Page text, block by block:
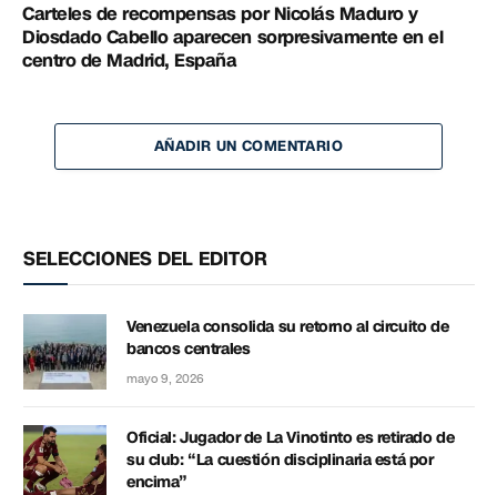
Carteles de recompensas por Nicolás Maduro y
Diosdado Cabello aparecen sorpresivamente en el
centro de Madrid, España
AÑADIR UN COMENTARIO
SELECCIONES DEL EDITOR
Venezuela consolida su retorno al circuito de
bancos centrales
mayo 9, 2026
Oficial: Jugador de La Vinotinto es retirado de
su club: “La cuestión disciplinaria está por
encima”